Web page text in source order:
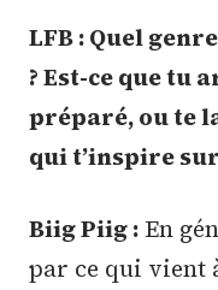
LFB : Quel
? Est-ce que tu
préparé, ou te
qui t’inspire
Biig Piig : En
par ce qui vient